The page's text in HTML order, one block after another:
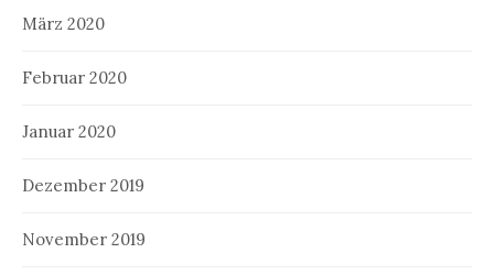
März 2020
Februar 2020
Januar 2020
Dezember 2019
November 2019